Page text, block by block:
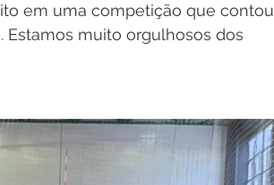
em uma competição que contou
Estamos muito orgulhosos dos